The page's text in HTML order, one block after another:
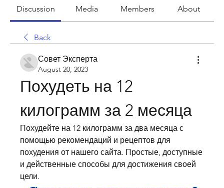
Discussion Media Members About
Back
Совет Эксперта
August 20, 2023
Похудеть на 12
килограмм за 2 месяца
Похудейте на 12 килограмм за два месяца с
помощью рекомендаций и рецептов для
похудения от нашего сайта. Простые, доступные
и действенные способы для достижения своей
цели.